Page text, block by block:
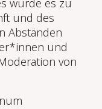
wurde es zu
und des
Abständen
und
von